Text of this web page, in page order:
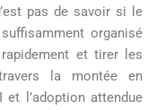
pas de savoir si le
organisé
et tirer les
la montée en
et l’adoption attendue